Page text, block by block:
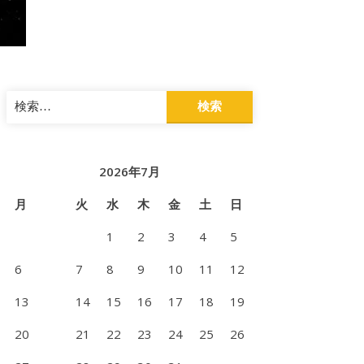
検
索:
2026年7月
月
火 水 木 金 土
日
1
2 3 4
5
6
7 8 9 10 11
12
13
14 15 16 17 18
19
20
21 22 23 24 25
26